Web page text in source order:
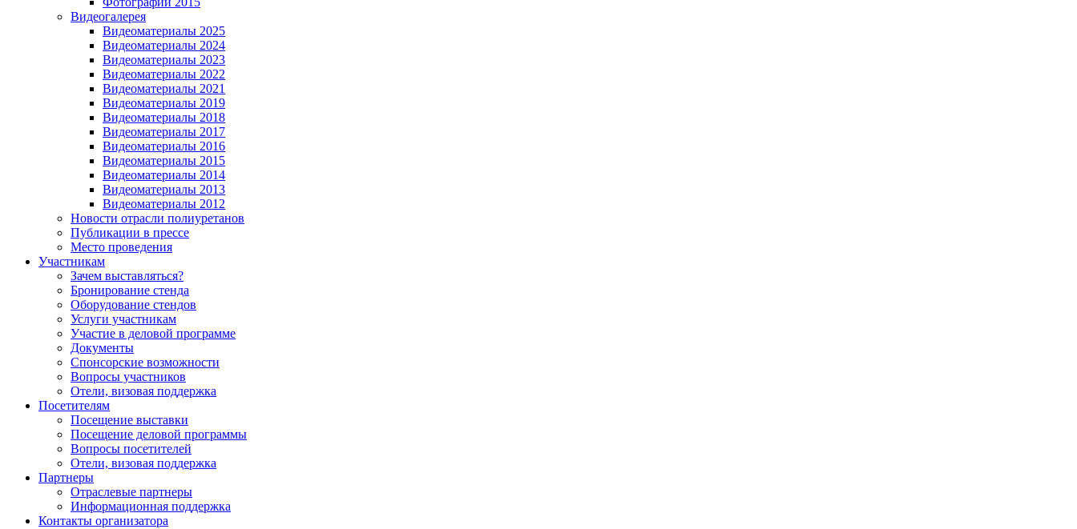
Видеогалерея
Видеоматериалы 2025
Видеоматериалы 2024
Видеоматериалы 2023
Видеоматериалы 2022
Видеоматериалы 2021
Видеоматериалы 2019
Видеоматериалы 2018
Видеоматериалы 2017
Видеоматериалы 2016
Видеоматериалы 2015
Видеоматериалы 2014
Видеоматериалы 2013
Видеоматериалы 2012
Новости отрасли полиуретанов
Публикации в прессе
Место проведения
Участникам
Зачем выставляться?
Бронирование стенда
Оборудование стендов
Услуги участникам
Участие в деловой программе
Документы
Спонсорские возможности
Вопросы участников
Отели, визовая поддержка
Посетителям
Посещение выставки
Посещение деловой программы
Вопросы посетителей
Отели, визовая поддержка
Партнеры
Отраслевые партнеры
Информационная поддержка
Контакты организатора